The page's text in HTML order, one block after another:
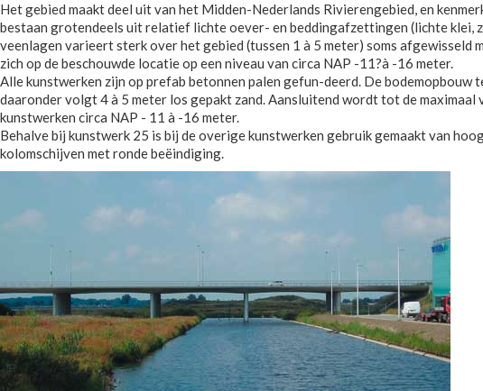
Het gebied maakt deel uit van het Midden-Nederlands Rivierengebied, en
bestaan grotendeels uit relatief lichte oever- en beddingafzettingen (lichte klei,
veenlagen varieert sterk over het gebied (tussen 1 à 5 meter) soms afgewisseld
zich op de beschouwde locatie op een niveau van circa NAP -11?à -16 meter.
Alle kunstwerken zijn op prefab betonnen palen gefun-deerd. De
daaronder volgt 4 à 5 meter los gepakt zand. Aansluitend wordt tot de
kunstwerken circa NAP - 11 à -16 meter.
Behalve bij kunstwerk 25 is bij de overige kunstwerken gebruik gemaakt van
kolomschijven met ronde beëindiging.